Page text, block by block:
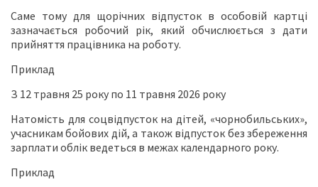
Саме тому для щорічних відпусток в особовій картці
зазначається робочий рік, який обчислюється з дати
прийняття працівника на роботу.
Приклад
З 12 травня 25 року по 11 травня 2026 року
Натомість для соцвідпусток на дітей, «чорнобильських»,
учасникам бойових дій, а також відпусток без збереження
зарплати облік ведеться в межах календарного року.
Приклад